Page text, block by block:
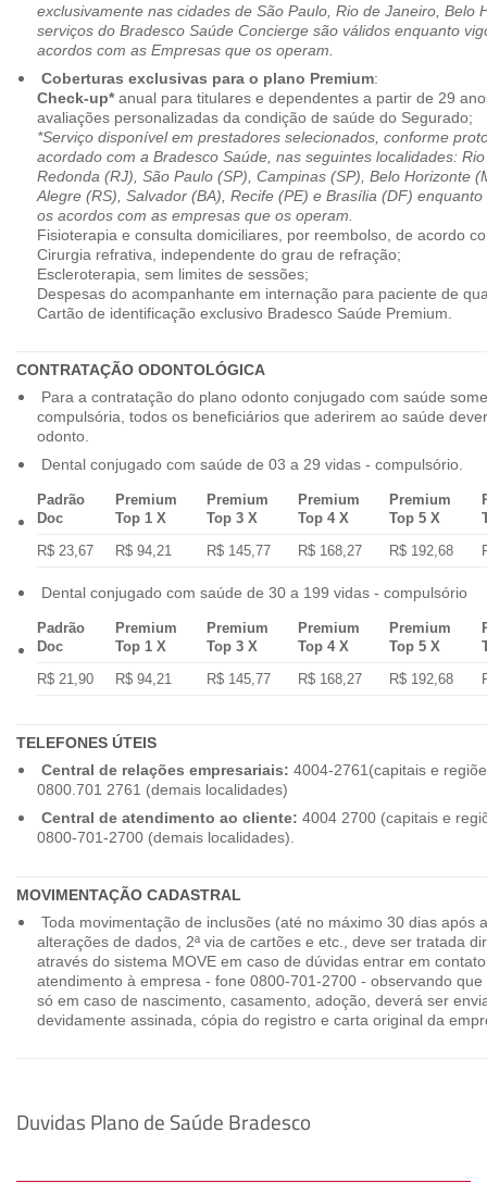
exclusivamente nas cidades de São Paulo, Rio de Janeiro, Belo
serviços do Bradesco Saúde Concierge são válidos enquanto
acordos com as Empresas que os operam.
Coberturas exclusivas para o plano Premium:
Check-up*anual para titulares e dependentes a partir de 29
avaliações personalizadas da condição de saúde do Segurado;
*Serviço disponível em prestadores selecionados, conforme
acordado com a Bradesco Saúde, nas seguintes localidades:
Redonda (RJ), São Paulo (SP), Campinas (SP), Belo Horizonte
Alegre (RS), Salvador (BA), Recife (PE) e Brasília (DF)
os acordos com as empresas que os operam.
Fisioterapia e consulta domiciliares, por reembolso, de acordo
Cirurgia refrativa, independente do grau de refração;
Escleroterapia, sem limites de sessões;
Despesas do acompanhante em internação para paciente de
Cartão de identificação exclusivo Bradesco Saúde Premium.
CONTRATAÇÃO ODONTOLÓGICA
Para a contratação do plano odonto conjugado com saúde
compulsória, todos os beneficiários que aderirem ao saúde
odonto.
Dental conjugado com saúde de 03 a 29 vidas - compulsório.
Padrão
Doc
Premium
Top 1 X
Premium
Top 3 X
Premium
Top 4 X
Premium
Top 5 X
R$ 23,67
R$ 94,21 R$ 145,77 R$ 168,27 R$ 192,68
Dental conjugado com saúde de 30 a 199 vidas - compulsório
Padrão
Doc
Premium
Top 1 X
Premium
Top 3 X
Premium
Top 4 X
Premium
Top 5 X
R$ 21,90
R$ 94,21 R$ 145,77 R$ 168,27 R$ 192,68
TELEFONES ÚTEIS
Central de relações empresariais: 4004-2761(capitais e
0800.701 2761 (demais localidades)
Central de atendimento ao cliente: 4004 2700 (capitais e
0800-701-2700 (demais localidades).
MOVIMENTAÇÃO CADASTRAL
Toda movimentação de inclusões (até no máximo 30 dias após
alterações de dados, 2ª via de cartões e etc., deve ser tratada
através do sistema MOVE em caso de dúvidas entrar em
atendimento à empresa - fone 0800-701-2700 - observando
só em caso de nascimento, casamento, adoção, deverá ser
devidamente assinada, cópia do registro e carta original da
Duvidas Plano de Saúde Bradesco